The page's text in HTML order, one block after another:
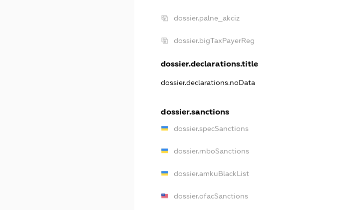
dossier.palne_akciz
dossier.bigTaxPayerReg
dossier.declarations.title
dossier.declarations.noData
dossier.sanctions
dossier.specSanctions
dossier.rnboSanctions
dossier.amkuBlackList
dossier.ofacSanctions